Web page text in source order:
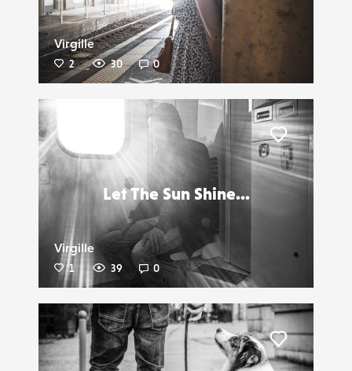
Virgille
2 30 0
Let The Sun Shine...
Virgille
1 39 0
Liker
Liker